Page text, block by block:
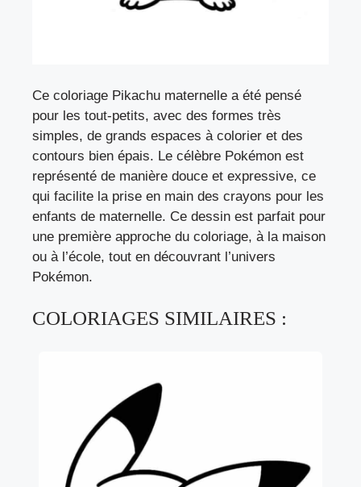
Ce coloriage Pikachu maternelle a été pensé
pour les tout-petits, avec des formes très
simples, de grands espaces à colorier et des
contours bien épais. Le célèbre Pokémon est
représenté de manière douce et expressive, ce
qui facilite la prise en main des crayons pour les
enfants de maternelle. Ce dessin est parfait pour
une première approche du coloriage, à la maison
ou à l’école, tout en découvrant l’univers
Pokémon.
COLORIAGES SIMILAIRES :